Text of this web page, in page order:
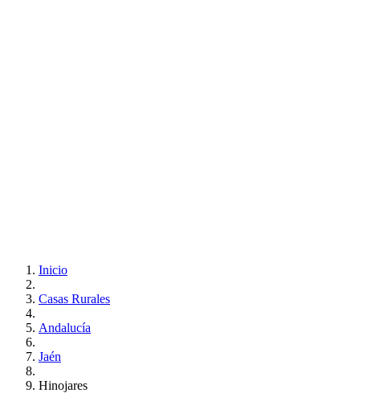
Inicio
Casas Rurales
Andalucía
Jaén
Hinojares